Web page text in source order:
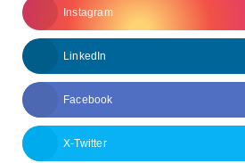
Instagram
LinkedIn
Facebook
X-Twitter